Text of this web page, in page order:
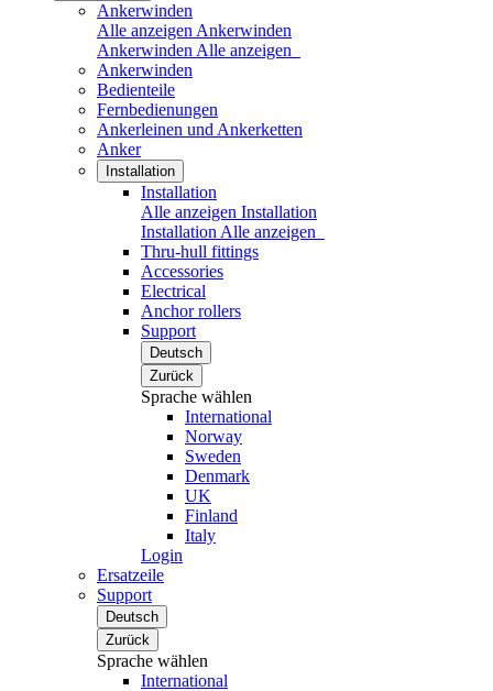
Ankerwinden
Alle anzeigen Ankerwinden
Ankerwinden Alle anzeigen
Ankerwinden
Bedienteile
Fernbedienungen
Ankerleinen und Ankerketten
Anker
Installation
Installation
Alle anzeigen Installation
Installation Alle anzeigen
Thru-hull fittings
Accessories
Electrical
Anchor rollers
Support
Deutsch
Zurück
Sprache wählen
International
Norway
Sweden
Denmark
UK
Finland
Italy
Login
Ersatzeile
Support
Deutsch
Zurück
Sprache wählen
International